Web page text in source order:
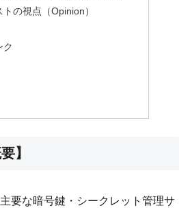
トの視点（Opinion）
ク
】
要な暗号鍵・シークレット管理サ